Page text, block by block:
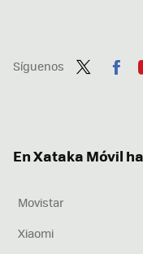
Síguenos
En Xataka Móvil
Movistar
Xiaomi